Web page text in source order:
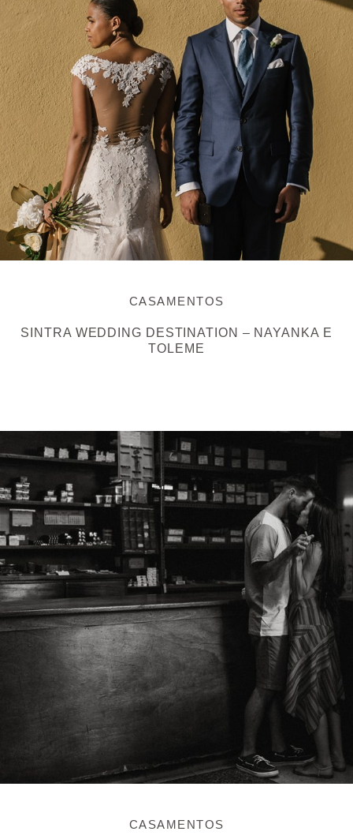
CASAMENTOS
SINTRA WEDDING DESTINATION – NAYANKA E
TOLEME
CASAMENTOS